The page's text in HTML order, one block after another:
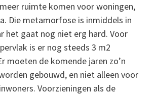
ruimte komen voor woningen,
Die metamorfose is inmiddels in
het gaat nog niet erg hard. Voor
is er nog steeds 3 m2
moeten de komende jaren zo’n
gebouwd, en niet alleen voor
Voorzieningen als de